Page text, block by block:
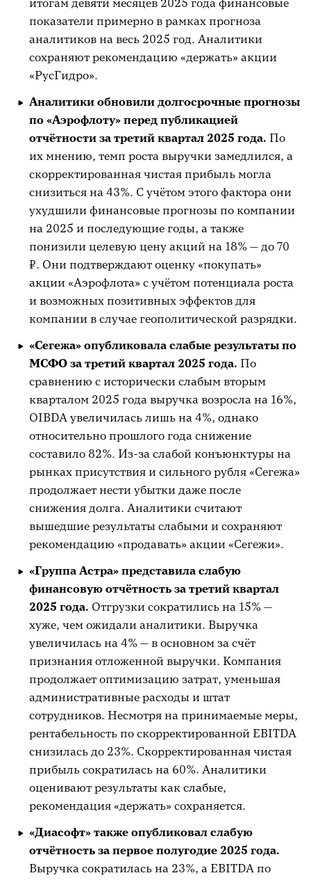
итогам девяти месяцев 2025 года финансовые
показатели примерно в рамках прогноза
аналитиков на весь 2025 год. Аналитики
сохраняют рекомендацию «держать» акции
«РусГидро».
Аналитики обновили долгосрочные прогнозы
по «Аэрофлоту» перед публикацией
отчётности за третий квартал 2025 года. По
их мнению, темп роста выручки замедлился, а
скорректированная чистая прибыль могла
снизиться на 43%. С учётом этого фактора они
ухудшили финансовые прогнозы по компании
на 2025 и последующие годы, а также
понизили целевую цену акций на 18% — до 70
₽. Они подтверждают оценку «покупать»
акции «Аэрофлота» с учётом потенциала роста
и возможных позитивных эффектов для
компании в случае геополитической разрядки.
«Сегежа» опубликовала слабые результаты по
МСФО за третий квартал 2025 года. По
сравнению с исторически слабым вторым
кварталом 2025 года выручка возросла на 16%,
OIBDA увеличилась лишь на 4%, однако
относительно прошлого года снижение
составило 82%. Из-за слабой конъюнктуры на
рынках присутствия и сильного рубля «Сегежа»
продолжает нести убытки даже после
снижения долга. Аналитики считают
вышедшие результаты слабыми и сохраняют
рекомендацию «продавать» акции «Сегежи».
«Группа Астра» представила слабую
финансовую отчётность за третий квартал
2025 года. Отгрузки сократились на 15% —
хуже, чем ожидали аналитики. Выручка
увеличилась на 4% — в основном за счёт
признания отложенной выручки. Компания
продолжает оптимизацию затрат, уменьшая
административные расходы и штат
сотрудников. Несмотря на принимаемые меры,
рентабельность по скорректированной EBITDA
снизилась до 23%. Скорректированная чистая
прибыль сократилась на 60%. Аналитики
оценивают результаты как слабые,
рекомендация «держать» сохраняется.
«Диасофт» также опубликовал слабую
отчётность за первое полугодие 2025 года.
Выручка сократилась на 23%, а EBITDA по